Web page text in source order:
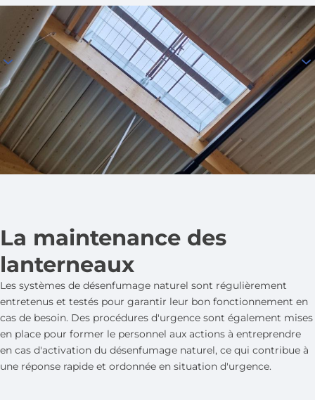
La maintenance des
lanterneaux
Les systèmes de désenfumage naturel sont régulièrement
entretenus et testés pour garantir leur bon fonctionnement en
cas de besoin. Des procédures d'urgence sont également mises
en place pour former le personnel aux actions à entreprendre
en cas d'activation du désenfumage naturel, ce qui contribue à
une réponse rapide et ordonnée en situation d'urgence.